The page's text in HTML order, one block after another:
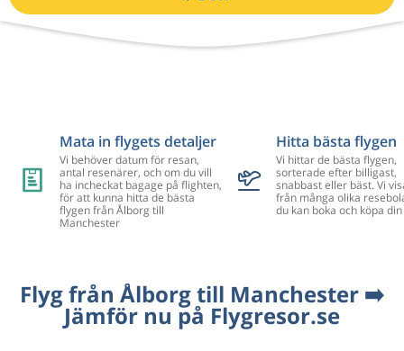
Mata in flygets detaljer
Vi behöver datum för resan,
antal resenärer, och om du vill
ha incheckat bagage på flighten,
för att kunna hitta de bästa
flygen från Ålborg till
Manchester
Hitta bästa flygen
Vi hittar de bästa flygen,
sorterade efter billigast,
snabbast eller bäst. Vi
från många olika
du kan boka och köpa
Flyg från Ålborg till Manchester ➡️
Jämför nu på Flygresor.se